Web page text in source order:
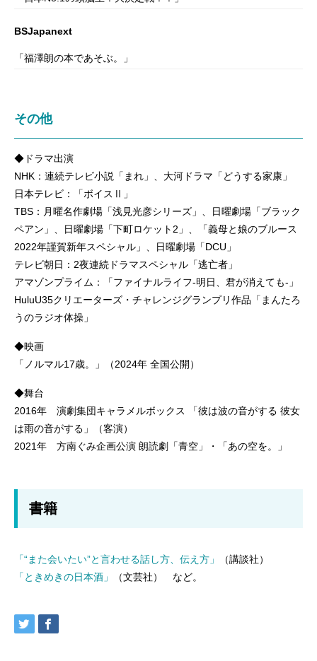
BSJapanext
「福澤朗の本であそぶ。」
その他
◆ドラマ出演
NHK：連続テレビ小説「まれ」、大河ドラマ「どうする家康」
日本テレビ：「ボイスⅡ」
TBS：月曜名作劇場「浅見光彦シリーズ」、日曜劇場「ブラック
ペアン」、日曜劇場「下町ロケット2」、「義母と娘のブルース
2022年謹賀新年スペシャル」、日曜劇場「DCU」
テレビ朝日：2夜連続ドラマスペシャル「逃亡者」
アマゾンプライム：「ファイナルライフ-明日、君が消えても-」
HuluU35クリエーターズ・チャレンジグランプリ作品「まんたろ
うのラジオ体操」
◆映画
「ノルマル17歳。」（2024年 全国公開）
◆舞台
2016年 演劇集団キャラメルボックス 「彼は波の音がする 彼女
は雨の音がする」（客演）
2021年 方南ぐみ企画公演 朗読劇「青空」・「あの空を。」
書籍
「“また会いたい”と言わせる話し方、伝え方」
（講談社）
「ときめきの日本酒」
（文芸社） など。